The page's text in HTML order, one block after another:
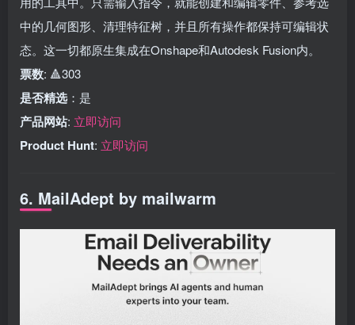
中的几何图形、清理特征树，并且所有操作都保持可编辑状
态。这一切都原生集成在Onshape和Autodesk Fusion内。
票数: 🔺303
是否精选 ：是
产品网站: 立即访问
Product Hunt: 立即访问
6. MailAdept by mailwarm